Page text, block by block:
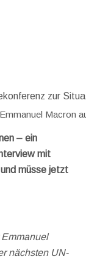
Emmanuel Macron
– ein
mit
müsse jetzt
nächsten UN-